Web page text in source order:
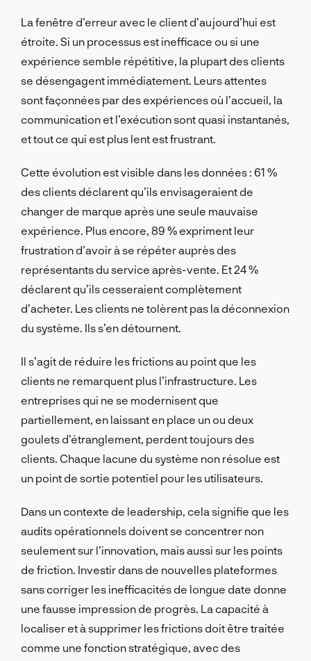
La fenêtre d’erreur avec le client d’aujourd’hui est
étroite. Si un processus est inefficace ou si une
expérience semble répétitive, la plupart des clients
se désengagent immédiatement. Leurs attentes
sont façonnées par des expériences où l’accueil, la
communication et l’exécution sont quasi instantanés,
et tout ce qui est plus lent est frustrant.
Cette évolution est visible dans les données : 61 %
des clients déclarent qu’ils envisageraient de
changer de marque après une seule mauvaise
expérience. Plus encore, 89 % expriment leur
frustration d’avoir à se répéter auprès des
représentants du service après-vente. Et 24 %
déclarent qu’ils cesseraient complètement
d’acheter. Les clients ne tolèrent pas la déconnexion
du système. Ils s’en détournent.
Il s’agit de réduire les frictions au point que les
clients ne remarquent plus l’infrastructure. Les
entreprises qui ne se modernisent que
partiellement, en laissant en place un ou deux
goulets d’étranglement, perdent toujours des
clients. Chaque lacune du système non résolue est
un point de sortie potentiel pour les utilisateurs.
Dans un contexte de leadership, cela signifie que les
audits opérationnels doivent se concentrer non
seulement sur l’innovation, mais aussi sur les points
de friction. Investir dans de nouvelles plateformes
sans corriger les inefficacités de longue date donne
une fausse impression de progrès. La capacité à
localiser et à supprimer les frictions doit être traitée
comme une fonction stratégique, avec des